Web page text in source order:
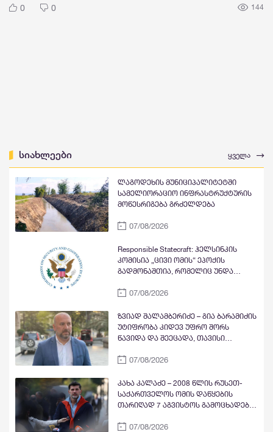
0 0 144
სიახლეები ყველა
ლაგოდეხის მუნიციპალიტეტში
სამელიორაციო ინფრასტრუქტურის
მოწესრიგება გრძელდება
07/08/2026
Responsible Statecraft: ჰელსინკის
კომისია „ცივი ომის“ ეპოქის
გადმონაშთია, რომელიც უნდა
სახელმწიფო დეპარტამენტად“ იქცა
აზიანებს, განსაკუთრებით
საქართველოსთან მიმართებით
07/08/2026
ზვიად შალამბერიძე – გია ბარამიძის
უტიფრობა კიდევ უფრო შორს
წავიდა და შეეცადა, თავისი
ნაცვლად, რომ მოგვესმინა ბოდიში
07/08/2026
კახა კალაძე – 2008 წლის რუსეთ-
საქართველოს ომის დაწყების
თარიღად 7 აგვისტოს გამოცხადება
07/08/2026